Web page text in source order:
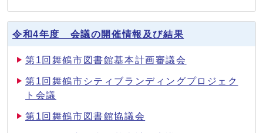
令和4年度 会議の開催情報及び結果
第1回舞鶴市図書館基本計画審議会
第1回舞鶴市シティブランディングプロジェク
ト会議
第1回舞鶴市図書館協議会